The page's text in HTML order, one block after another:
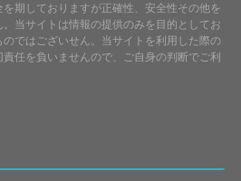
期しておりますが正確性、安全性その他を
当サイトは情報の提供のみを目的としてお
ではございせん。当サイトを利用した際の
任を負いませんので、ご自身の判断でご利